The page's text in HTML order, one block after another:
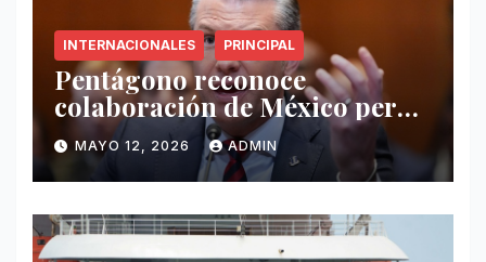
INTERNACIONALES PRINCIPAL
Pentágono reconoce
colaboración de México pero
exige mayor operatividad
antidrogas
MAYO 12, 2026 ADMIN